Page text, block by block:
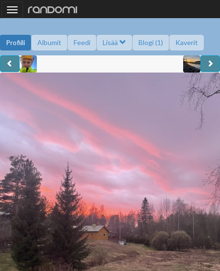
Toggle
navigation
Profiili Albumit Feedi Lisää Blogi (1) Kaverit
Kysy minulta Saavutukset